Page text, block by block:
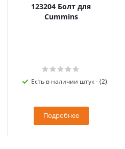
123204 Болт для
Cummins
Есть в наличии штук - (2)
Подробнее